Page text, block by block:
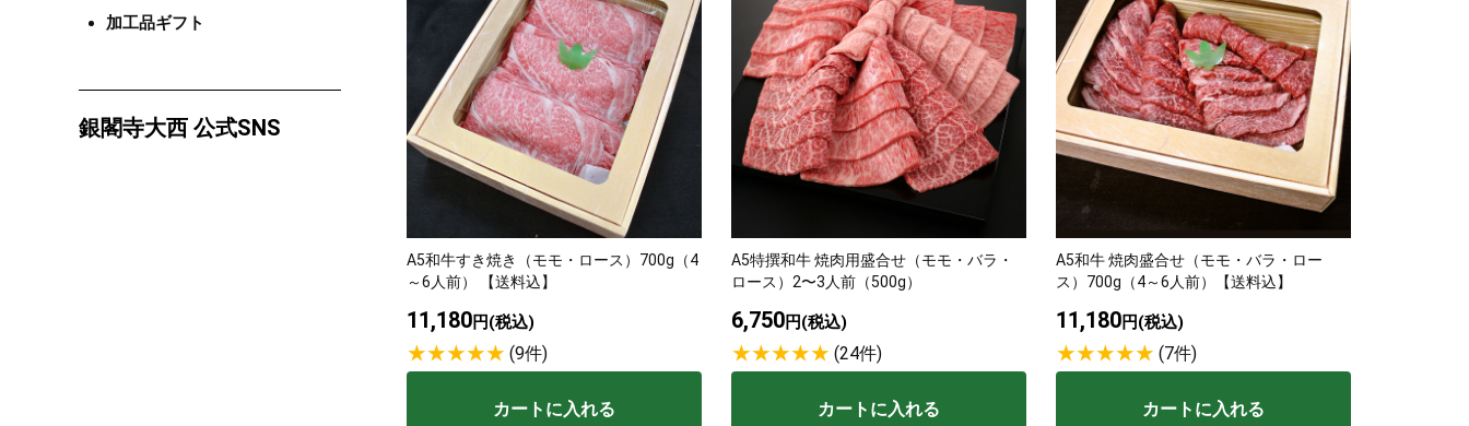
A5和牛すき焼き（モモ・ロース）700g（4
～6人前） 【送料込】
11,180円(税込)
(9件)
カートに入れる
A5特撰和牛 焼肉用盛合せ（モモ・バラ・
ロース）2〜3人前（500g）
6,750円(税込)
(24件)
カートに入れる
A5和牛 焼肉盛合せ（モモ・バラ・ロー
ス）700g（4～6人前）【送料込】
11,180円(税込)
(7件)
カートに入れる
加工品ギフト
銀閣寺大西 公式SNS